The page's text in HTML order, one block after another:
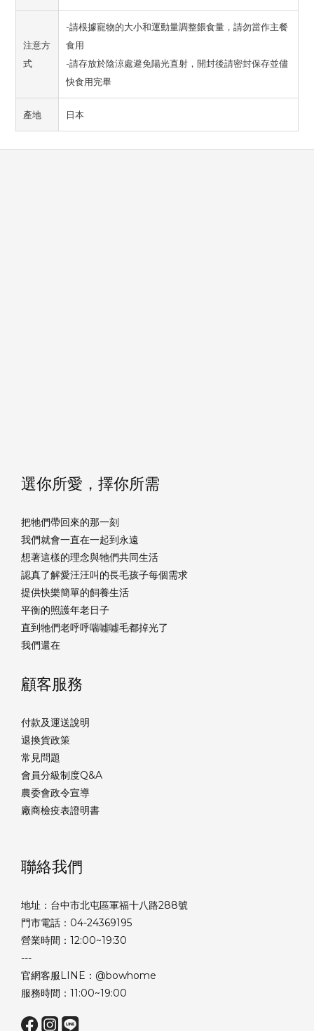
注意方
式
-請根據寵物的大小和運動量調整餵食量，請勿當作主餐
食用
-請存放於陰涼處避免陽光直射，開封後請密封保存並儘
快食用完畢
產地 日本
選你所愛，擇你所需
把牠們帶回來的那一刻
我們就會一直在一起到永遠
想著這樣的理念與牠們共同生活
認真了解愛汪汪叫的長毛孩子每個需求
提供快樂簡單的飼養生活
平衡的照護年老日子
直到牠們老呼呼喘噓噓毛都掉光了
我們還在
顧客服務
付款及運送說明
退換貨政策
常見問題
會員分級制度Q&A
農委會政令宣導
廠商檢疫表證明書
聯絡我們
地址：台中市北屯區軍福十八路288號
門市電話：04-24369195
營業時間：12:00~19:30
---
官網客服LINE：@bowhome
服務時間：11:00~19:00